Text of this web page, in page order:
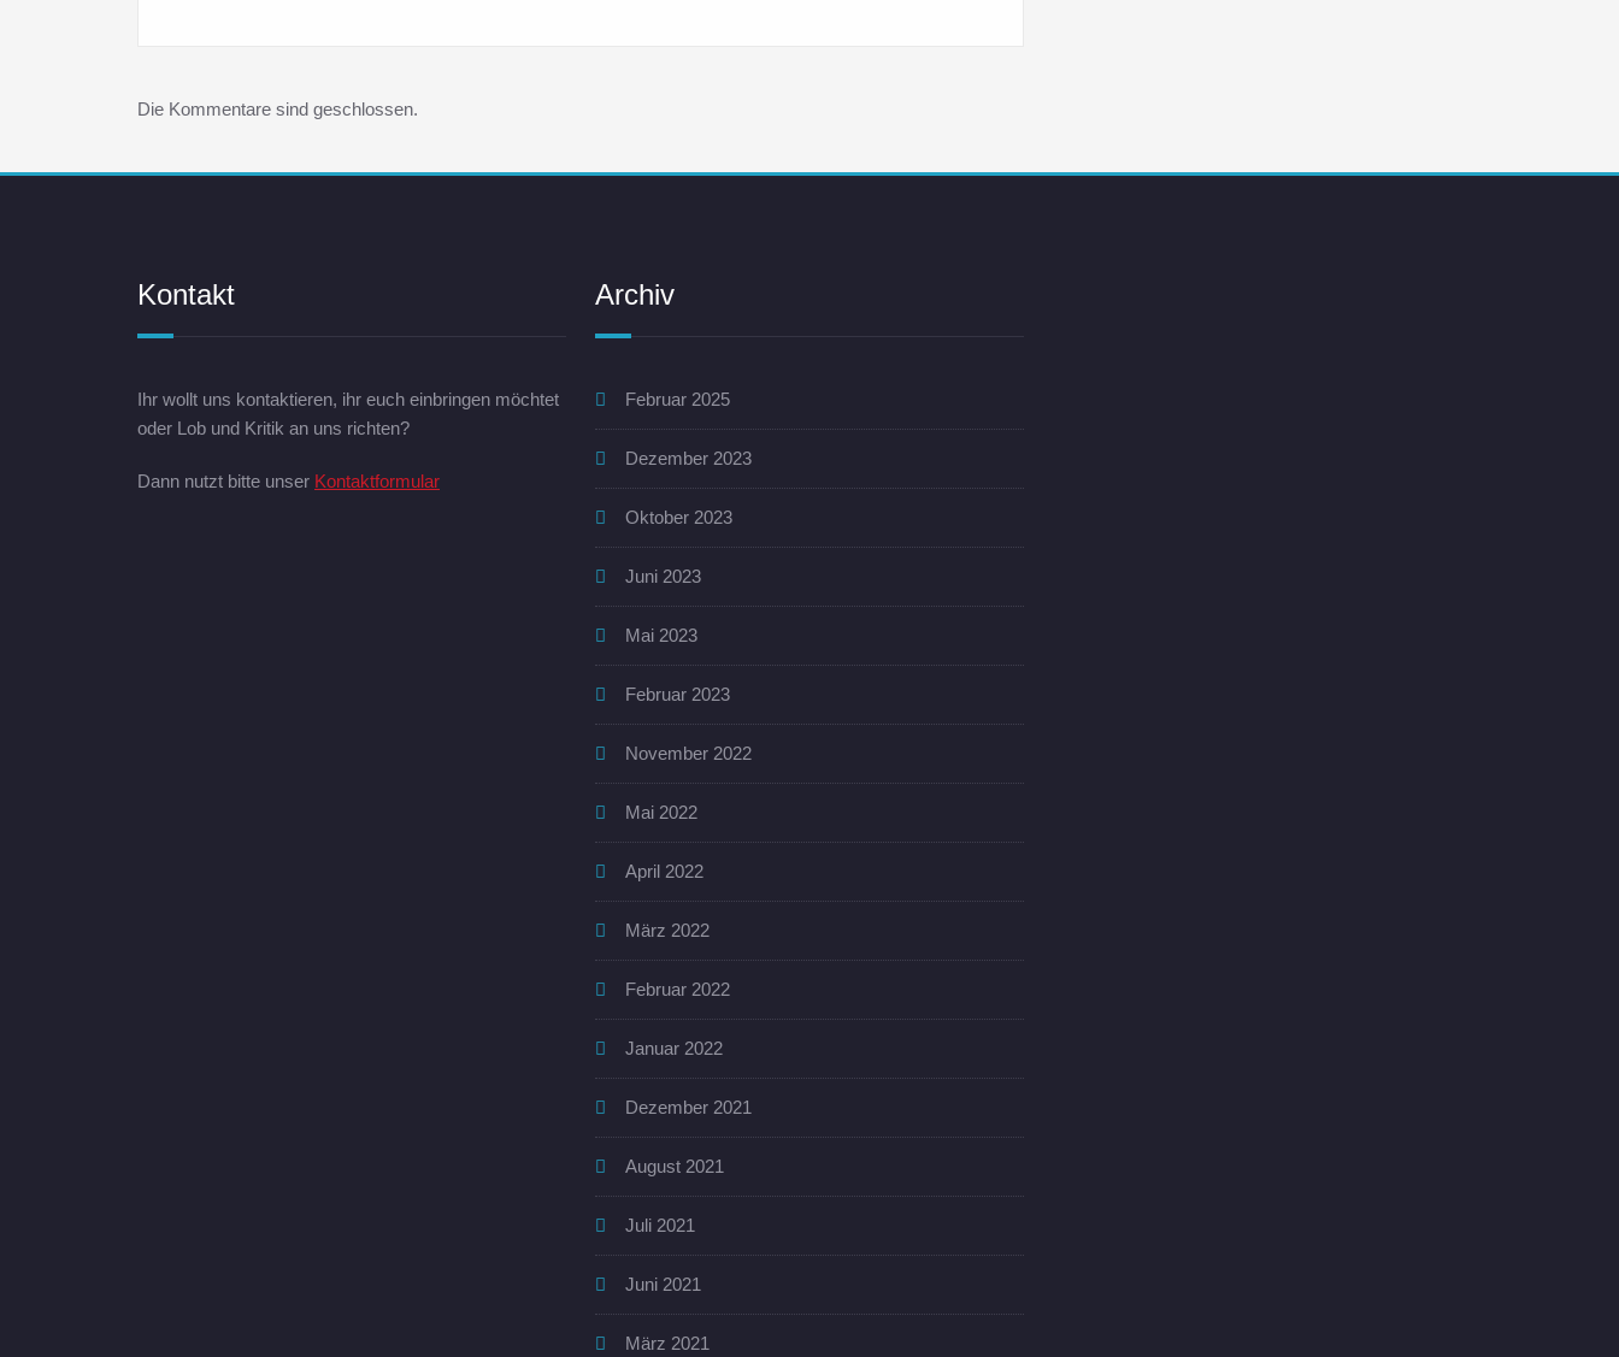
Die Kommentare sind geschlossen.
Kontakt
Ihr wollt uns kontaktieren, ihr euch einbringen möchtet
oder Lob und Kritik an uns richten?
Dann nutzt bitte unser Kontaktformular
Archiv
Februar 2025
Dezember 2023
Oktober 2023
Juni 2023
Mai 2023
Februar 2023
November 2022
Mai 2022
April 2022
März 2022
Februar 2022
Januar 2022
Dezember 2021
August 2021
Juli 2021
Juni 2021
März 2021